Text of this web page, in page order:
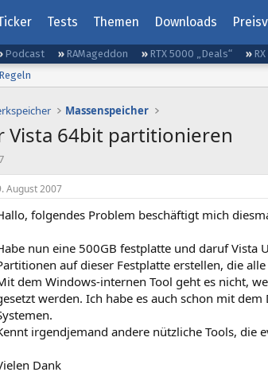
Tests Themen Downloads
Podcast RAMageddon RTX 5000 „Deals“
Regeln
Massenspeicher
Vista 64bit partitionieren
August 2007
folgendes Problem beschäftigt mich
nun eine 500GB festplatte und daruf
auf dieser Festplatte erstellen, die
dem Windows-internen Tool geht es nicht,
werden. Ich habe es auch schon mit
irgendjemand andere nützliche Tools, die
Dank